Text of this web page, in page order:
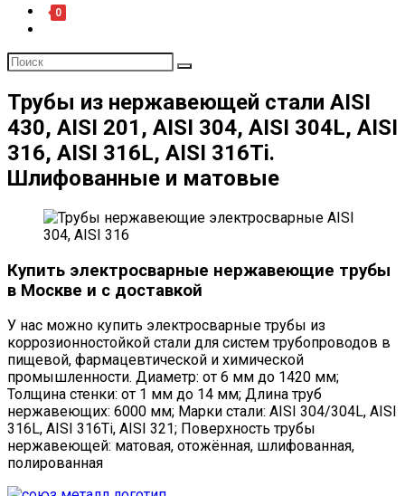
0
Трубы из нержавеющей стали AISI
430, AISI 201, AISI 304, AISI 304L, AISI
316, AISI 316L, AISI 316Ti.
Шлифованные и матовые
Купить электросварные нержавеющие трубы
в Москве и с доставкой
У нас можно купить электросварные трубы из
коррозионностойкой стали для систем трубопроводов в
пищевой, фармацевтической и химической
промышленности. Диаметр: от 6 мм до 1420 мм;
Толщина стенки: от 1 мм до 14 мм; Длина труб
нержавеющих: 6000 мм; Марки стали: AISI 304/304L, AISI
316L, AISI 316Ti, AISI 321; Поверхность трубы
нержавеющей: матовая, отожённая, шлифованная,
полированная